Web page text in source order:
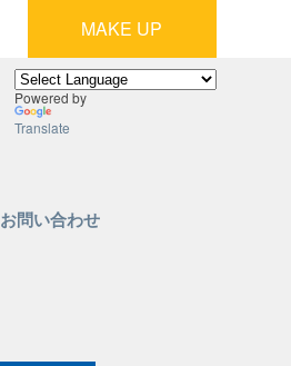
MAKE UP
Powered by
Translate
お問い合わせ